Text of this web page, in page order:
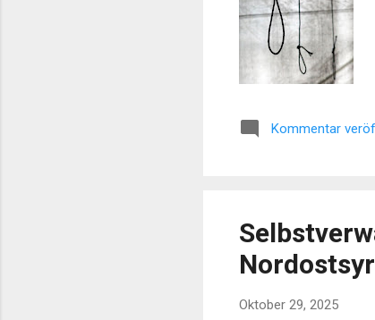
Kommentar
Oktober 29, 2025